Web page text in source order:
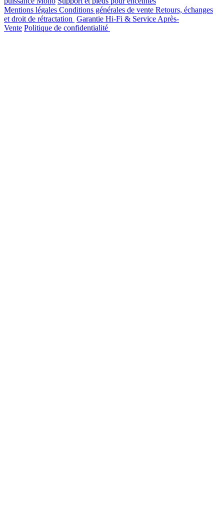
Mentions légales Conditions générales de vente Retours, échanges
et droit de rétractation Garantie Hi-Fi & Service Après-
Vente Politique de confidentialité